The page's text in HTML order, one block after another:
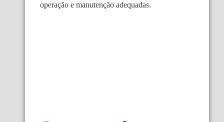
operação e manutenção adequadas.